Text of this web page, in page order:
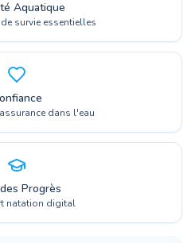
Aquatique
survie essentielles
dans l'eau
Progrès
natation digital